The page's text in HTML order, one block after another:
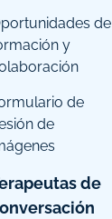
de
y
de
de
de